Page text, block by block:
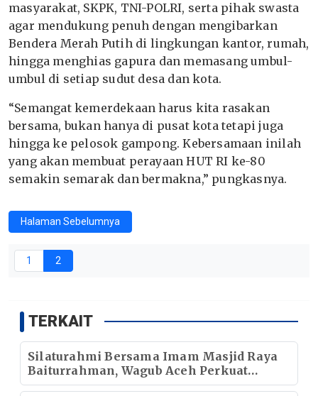
masyarakat, SKPK, TNI-POLRI, serta pihak swasta
agar mendukung penuh dengan mengibarkan
Bendera Merah Putih di lingkungan kantor, rumah,
hingga menghias gapura dan memasang umbul-
umbul di setiap sudut desa dan kota.
“Semangat kemerdekaan harus kita rasakan
bersama, bukan hanya di pusat kota tetapi juga
hingga ke pelosok gampong. Kebersamaan inilah
yang akan membuat perayaan HUT RI ke-80
semakin semarak dan bermakna,” pungkasnya.
Halaman Sebelumnya
1 2
TERKAIT
Silaturahmi Bersama Imam Masjid Raya
Baiturrahman, Wagub Aceh Perkuat
Sinergi dengan Ulama